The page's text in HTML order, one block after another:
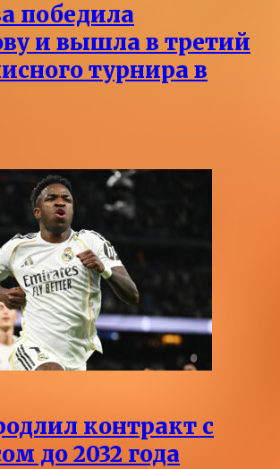
победила
и вышла в третий
турнира в
контракт с
до 2032 года